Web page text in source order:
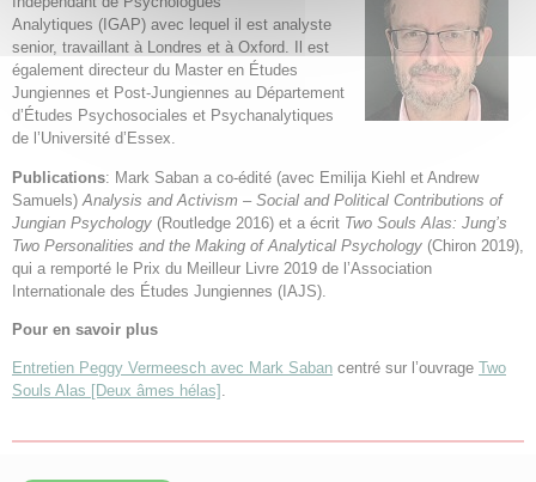
Analytiques (IGAP) avec lequel il est analyste
senior, travaillant à Londres et à Oxford. Il est
également directeur du Master en Études
Jungiennes et Post-Jungiennes au Département
d’Études Psychosociales et Psychanalytiques
de l’Université d’Essex.
Publications: Mark Saban a co-édité (avec Emilija Kiehl et Andrew
Samuels) Analysis and Activism – Social and Political Contributions of
Jungian Psychology (Routledge 2016) et a écrit Two Souls Alas: Jung’s
Two Personalities and the Making of Analytical Psychology (Chiron 2019),
qui a remporté le Prix du Meilleur Livre 2019 de l’Association
Internationale des Études Jungiennes (IAJS).
Pour en savoir plus
Entretien Peggy Vermeesch avec Mark Saban centré sur l’ouvrage Two
Souls Alas [Deux âmes hélas] .